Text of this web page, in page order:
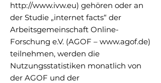
http://www.ivw.eu) gehören oder an
der Studie „internet facts“ der
Arbeitsgemeinschaft Online-
Forschung e.V. (AGOF – www.agof.de)
teilnehmen, werden die
Nutzungsstatistiken monatlich von
der AGOF und der